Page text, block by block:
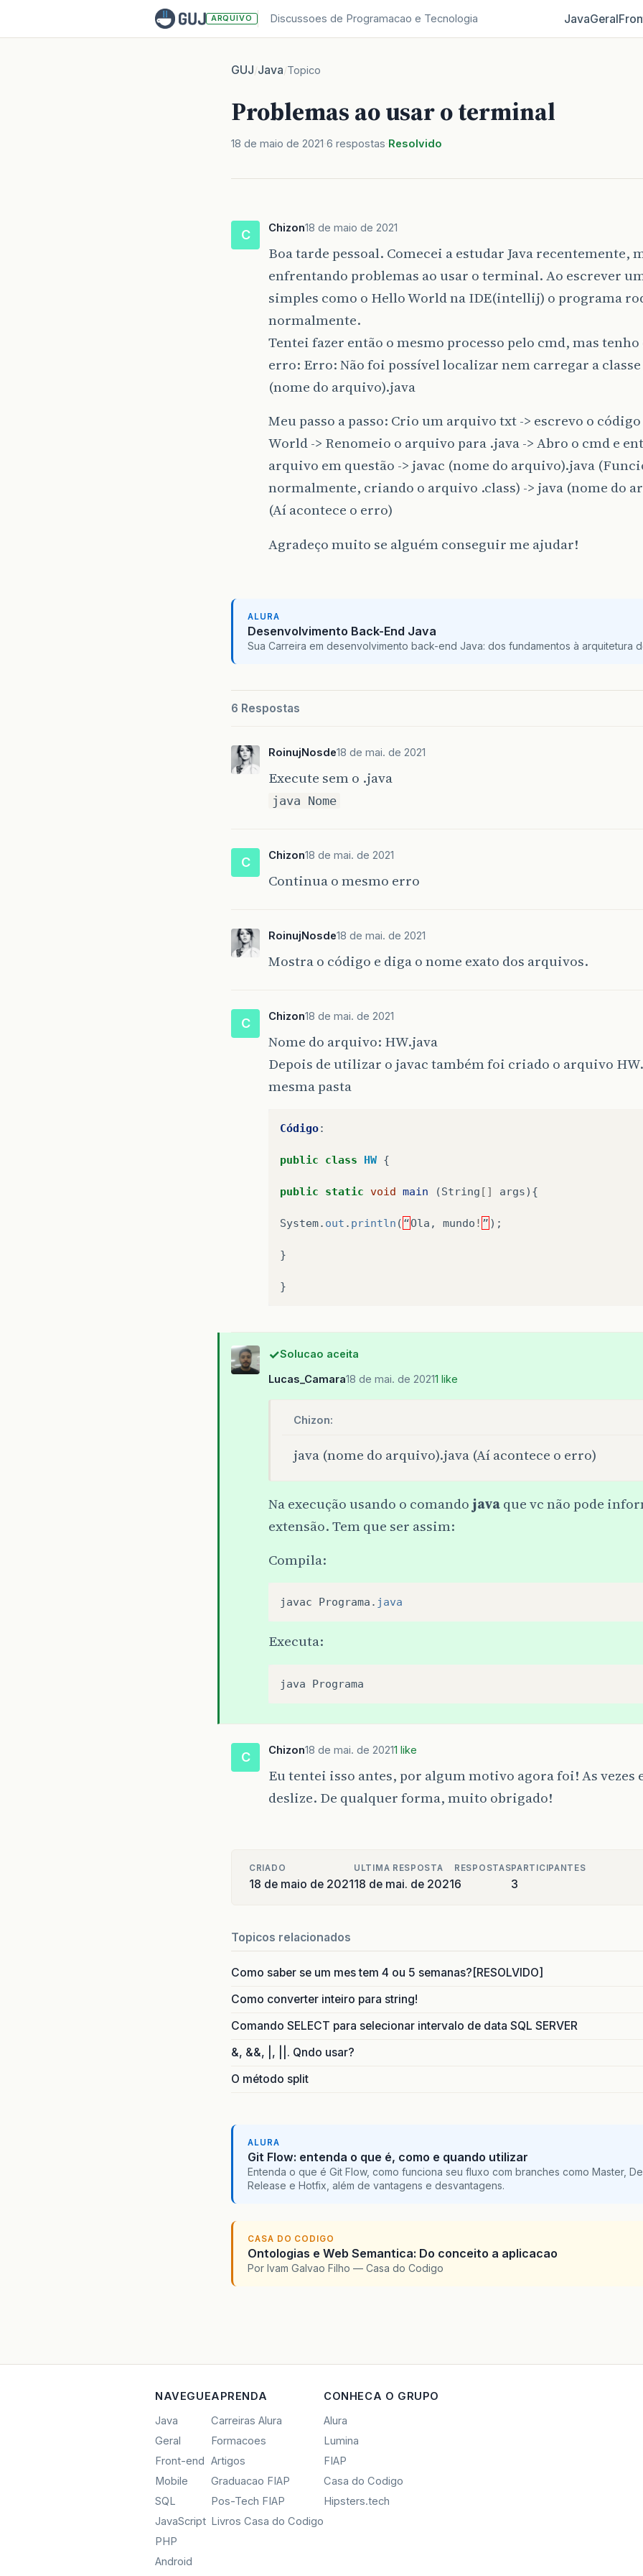
ARQUIVO Discussoes de Programacao e Tecnologia JavaGeral
GUJ/Java/Topico
Problemas ao usar o terminal
18 de maio de 2021 6 respostas Resolvido
C Chizon18 de maio de 2021
Boa tarde pessoal. Comecei a estudar Java recentemente,
enfrentando problemas ao usar o terminal. Ao escrever
simples como o Hello World na IDE(intellij) o programa
normalmente.
Tentei fazer então o mesmo processo pelo cmd, mas
erro: Erro: Não foi possível localizar nem carregar a
(nome do arquivo).java
Meu passo a passo: Crio um arquivo txt -> escrevo o
World -> Renomeio o arquivo para .java -> Abro o cmd e
arquivo em questão -> javac (nome do arquivo).java
normalmente, criando o arquivo .class) -> java (nome do
(Aí acontece o erro)
Agradeço muito se alguém conseguir me ajudar!
ALURA
Desenvolvimento Back-End Java
Sua Carreira em desenvolvimento back-end Java: dos fundamentos à arquitetura
6 Respostas
RoinujNosde18 de mai. de 2021
Execute sem o .java
java Nome
C Chizon18 de mai. de 2021
Continua o mesmo erro
RoinujNosde18 de mai. de 2021
Mostra o código e diga o nome exato dos arquivos.
C Chizon18 de mai. de 2021
Nome do arquivo: HW.java
Depois de utilizar o javac também foi criado o arquivo
mesma pasta
Código:
public class HW {
public static void main (String [] args){
System. out . println ( “Ola , mundo ! ” );
}
}
Solucao aceita
Lucas_Camara18 de mai. de 20211 like
Chizon:
java (nome do arquivo).java (Aí acontece o erro)
Na execução usando o comando javaque vc não pode
extensão. Tem que ser assim:
Compila:
javac Programa . java
Executa:
java Programa
C Chizon18 de mai. de 20211 like
Eu tentei isso antes, por algum motivo agora foi! As vezes
deslize. De qualquer forma, muito obrigado!
CRIADO
18 de maio de 2021
ULTIMA RESPOSTA
18 de mai. de 2021
RESPOSTAS
6
PARTICIPANTES
3
Topicos relacionados
Como saber se um mes tem 4 ou 5 semanas?[RESOLVIDO]
Como converter inteiro para string!
Comando SELECT para selecionar intervalo de data SQL SERVER
&, &&, |, ||. Qndo usar?
O método split
ALURA
Git Flow: entenda o que é, como e quando utilizar
Entenda o que é Git Flow, como funciona seu fluxo com branches como Master,
Release e Hotfix, além de vantagens e desvantagens.
CASA DO CODIGO
Ontologias e Web Semantica: Do conceito a aplicacao
Por Ivam Galvao Filho — Casa do Codigo
NAVEGUE
Java
Geral
Front-end
Mobile
SQL
JavaScript
PHP
Android
APRENDA
Carreiras Alura
Formacoes
Artigos
Graduacao FIAP
Pos-Tech FIAP
Livros Casa do Codigo
CONHECA O GRUPO
Alura
Lumina
FIAP
Casa do Codigo
Hipsters.tech